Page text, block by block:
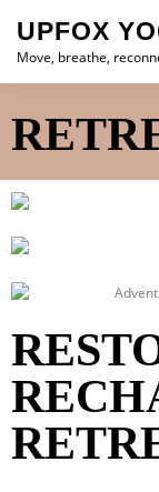
UPFOX
Move, breathe,
HOME
IMPRESSUM &